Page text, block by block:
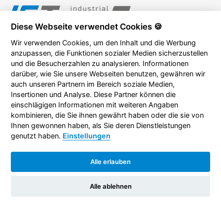
Copyright © 2026 ICT industrial construction
technologies, s. r. o.
Schutz personenbezogener Daten
Diese Webseite verwendet Cookies 🍪
Wir verwenden Cookies, um den Inhalt und die Werbung
anzupassen, die Funktionen sozialer Medien sicherzustellen
und die Besucherzahlen zu analysieren. Informationen
darüber, wie Sie unsere Webseiten benutzen, gewähren wir
auch unseren Partnern im Bereich soziale Medien,
Insertionen und Analyse. Diese Partner können die
einschlägigen Informationen mit weiteren Angaben
kombinieren, die Sie ihnen gewährt haben oder die sie von
Ihnen gewonnen haben, als Sie deren Dienstleistungen
genutzt haben. Einstellungen
Alle erlauben
Alle ablehnen